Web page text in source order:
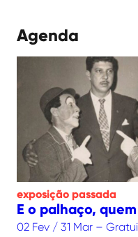
Agenda
exposição passada
E o palhaço,
02 Fev / 31 Mar –